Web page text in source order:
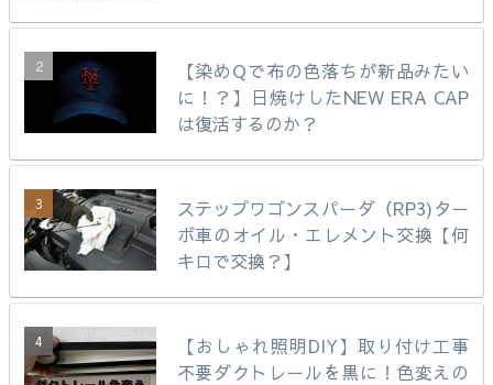
【染めQで布の色落ちが新品みたい
に！？】日焼けしたNEW ERA CAP
は復活するのか？
ステップワゴンスパーダ（RP3)ター
ボ車のオイル・エレメント交換【何
キロで交換？】
【おしゃれ照明DIY】取り付け工事
不要ダクトレールを黒に！色変えの